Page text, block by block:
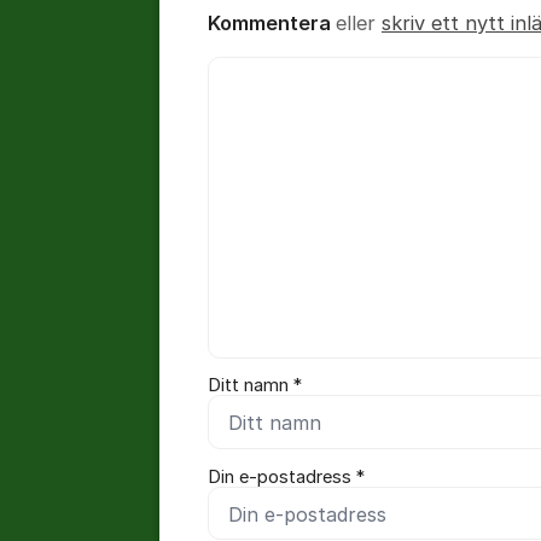
Kommentera eller skriv ett nytt
Ditt namn *
Din e-postadress *